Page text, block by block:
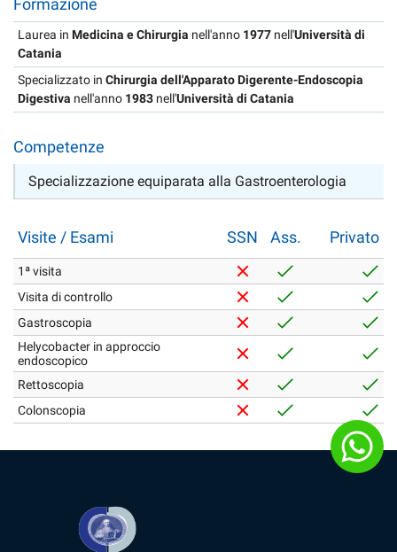
Formazione
Laurea in Medicina e Chirurgia nell'anno 1977 nell'Università di
Catania
Specializzato in Chirurgia dell'Apparato Digerente-Endoscopia
Digestiva nell'anno 1983 nell'Università di Catania
Competenze
Specializzazione equiparata alla Gastroenterologia
Visite / Esami SSN Ass. Privato
1ª visita
Visita di controllo
Gastroscopia
Helycobacter in approccio
endoscopico
Rettoscopia
Colonscopia